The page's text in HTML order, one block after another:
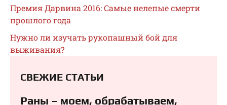
Премия Дарвина 2016: Самые нелепые смерти
прошлого года
Нужно ли изучать рукопашный бой для
выживания?
СВЕЖИЕ СТАТЬИ
Раны – моем, обрабатываем,